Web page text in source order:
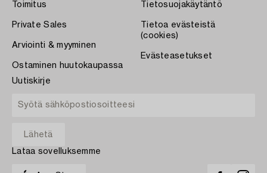
Toimitus
Private Sales
Arviointi & myyminen
Ostaminen huutokaupassa
Tietosuojakäytäntö
Tietoa evästeistä
(cookies)
Evästeasetukset
Uutiskirje
Lataa sovelluksemme